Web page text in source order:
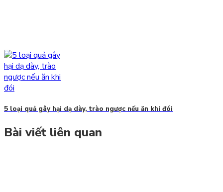
5 loại quả gây hại dạ dày, trào ngược nếu ăn khi đói
Bài viết liên quan